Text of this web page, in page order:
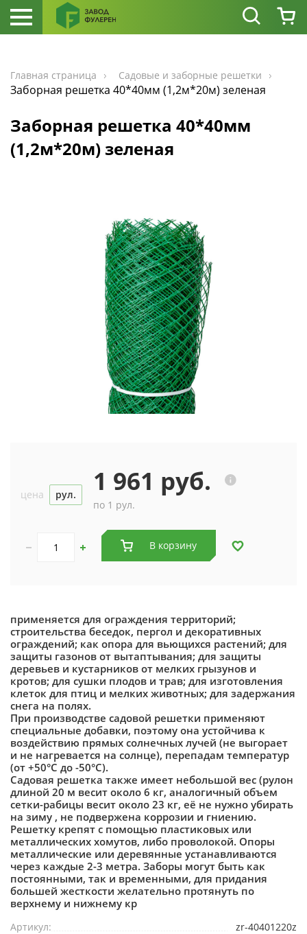
Главная страница Садовые и заборные решетки
Заборная решетка 40*40мм (1,2м*20м) зеленая
Заборная решетка 40*40мм
(1,2м*20м) зеленая
цена рул. 1 961 руб.
по 1 рул.
В корзину
применяется для ограждения территорий;
строительства беседок, пергол и декоративных
ограждений; как опора для вьющихся растений; для
защиты газонов от вытаптывания; для защиты
деревьев и кустарников от мелких грызунов и
кротов; для сушки плодов и трав; для изготовления
клеток для птиц и мелких животных; для задержания
снега на полях.
При производстве садовой решетки применяют
специальные добавки, поэтому она устойчива к
воздействию прямых солнечных лучей (не выгорает
и не нагревается на солнце), перепадам температур
(от +50°С до -50°С).
Садовая решетка также имеет небольшой вес (рулон
длиной 20 м весит около 6 кг, аналогичный объем
сетки-рабицы весит около 23 кг, её не нужно убирать
на зиму , не подвержена коррозии и гниению.
Решетку крепят с помощью пластиковых или
металлических хомутов, либо проволокой. Опоры
металлические или деревянные устанавливаются
через каждые 2-3 метра. Заборы могут быть как
постоянными, так и временными, для придания
большей жесткости желательно протянуть по
верхнему и нижнему кр
Артикул: zr-40401220z